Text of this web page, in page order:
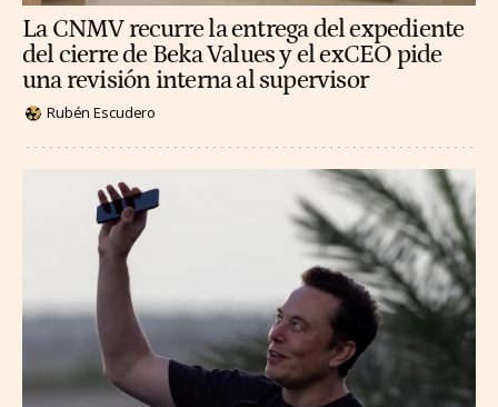
La CNMV recurre la entrega del expediente
del cierre de Beka Values y el exCEO pide
una revisión interna al supervisor
Rubén Escudero